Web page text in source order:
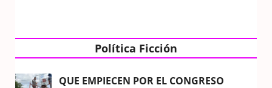
Política Ficción
QUE EMPIECEN POR EL CONGRESO